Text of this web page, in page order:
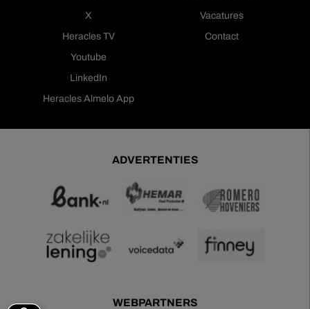
X
Heracles TV
Youtube
LinkedIn
Heracles Almelo App
Vacatures
Contact
ADVERTENTIES
WEBPARTNERS